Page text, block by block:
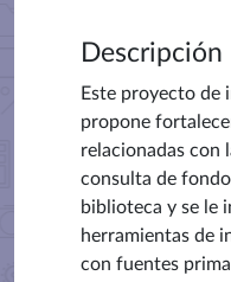
Descripción
Este proyecto de
propone
relacionadas con
consulta de
biblioteca y se le
herramientas de
con fuentes